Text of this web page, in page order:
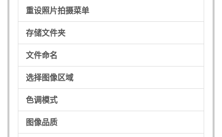
重设照片拍摄菜单
存储文件夹
文件命名
选择图像区域
色调模式
图像品质